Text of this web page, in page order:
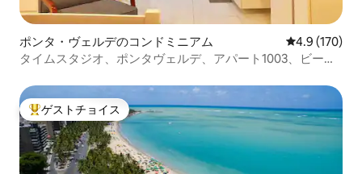
ポンタ・ヴェルデのコンドミニアム レビュー170
4.9 (170)
タイムスタジオ、ポンタヴェルデ、アパート1003、ビーチ
大好評のゲストチョイスです。
ゲストチョイス